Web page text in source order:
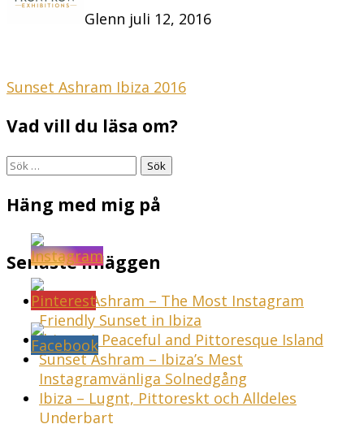
Glenn juli 12, 2016
Inläggsnavigering
Sunset Ashram Ibiza 2016
Vad vill du läsa om?
Sök
Häng med mig på
Senaste inläggen
Sunset Ashram – The Most Instagram
Friendly Sunset in Ibiza
Ibiza – A Peaceful and Pittoresque Island
Sunset Ashram – Ibiza’s Mest
Instagramvänliga Solnedgång
Ibiza – Lugnt, Pittoreskt och Alldeles
Underbart